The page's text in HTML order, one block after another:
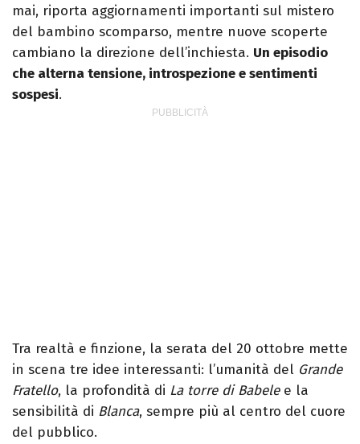
mai, riporta aggiornamenti importanti sul mistero
del bambino scomparso, mentre nuove scoperte
cambiano la direzione dell’inchiesta. Un episodio
che alterna tensione, introspezione e sentimenti
sospesi.
Tra realtà e finzione, la serata del 20 ottobre mette
in scena tre idee interessanti: l’umanità del Grande
Fratello, la profondità di La torre di Babelee la
sensibilità di Blanca, sempre più al centro del cuore
del pubblico.